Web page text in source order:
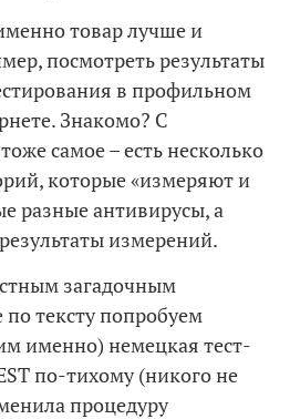
товар лучше и
посмотреть результаты
в профильном
Знакомо? С
самое – есть несколько
которые «измеряют и
разные антивирусы, а
измерений.
загадочным
тексту попробуем
именно) немецкая тест-
по-тихому (никого не
процедуру